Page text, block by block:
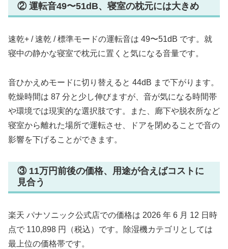
② 運転音49〜51dB、寝室の枕元には大きめ
速乾+ / 速乾 / 標準モードの運転音は 49〜51dB です。就
寝中の静かな寝室で枕元に置くと気になる音量です。
音ひかえめモードに切り替えると 44dB まで下がります。
乾燥時間は 87 分と少し伸びますが、音が気になる時間帯
や環境では現実的な選択肢です。また、廊下や脱衣所など
寝室から離れた場所で運転させ、ドアを閉めることで音の
影響を下げることができます。
③ 11万円前後の価格、用途が合えばコストに
見合う
楽天 パナソニック公式店での価格は 2026 年 6 月 12 日時
点で 110,898 円（税込）です。除湿機カテゴリとしては
最上位の価格帯です。